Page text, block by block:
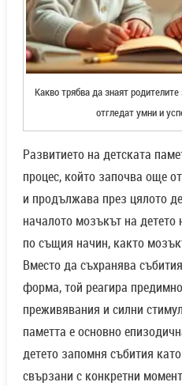
Какво трябва да знаят
отгледат умни и
Развитието на детската
процес, който започва още
и продължава през цялото
началото мозъкът на
по същия начин, както
Вместо да съхранява
форма, той реагира
преживявания и силни
паметта е основно
детето запомня събития
свързани с конкретни